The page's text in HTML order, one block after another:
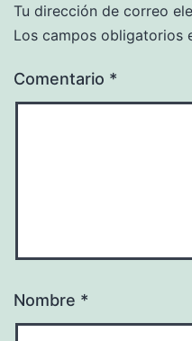
Tu dirección de correo
Los campos obligatorios
Comentario *
Nombre *